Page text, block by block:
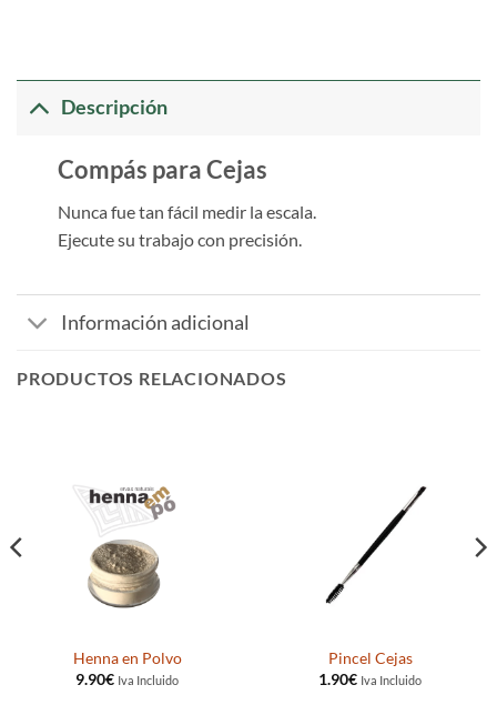
Descripción
Compás para Cejas
Nunca fue tan fácil medir la escala.
Ejecute su trabajo con precisión.
Información adicional
PRODUCTOS RELACIONADOS
Henna en Polvo
9.90€ Iva Incluido
Pincel Cejas
1.90€ Iva Incluido